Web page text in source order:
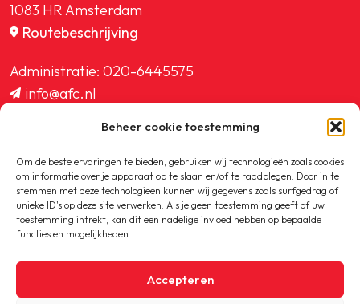
Beheer cookie toestemming
Om de beste ervaringen te bieden, gebruiken wij technologieën zoals cookies
om informatie over je apparaat op te slaan en/of te raadplegen. Door in te
stemmen met deze technologieën kunnen wij gegevens zoals surfgedrag of
unieke ID's op deze site verwerken. Als je geen toestemming geeft of uw
toestemming intrekt, kan dit een nadelige invloed hebben op bepaalde
functies en mogelijkheden.
Accepteren
1083 HR Amsterdam
Routebeschrijving
Administratie: 020-6445575
info@afc.nl
ledenadministratie@afc.nl
Copyright © 2020-2026 AFC